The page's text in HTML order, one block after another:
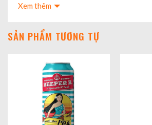
người đến thế
với đá, bia sẽ loãng ra, nhạt dần… rất
– Bia ngon cần có người biết thưởng
thức là biết nuôi dưỡng cảm súc, đam
gìn sức khỏe…và tận hưởng dài lâu.
Xem thêm
SẢN PHẨM TƯƠNG TỰ